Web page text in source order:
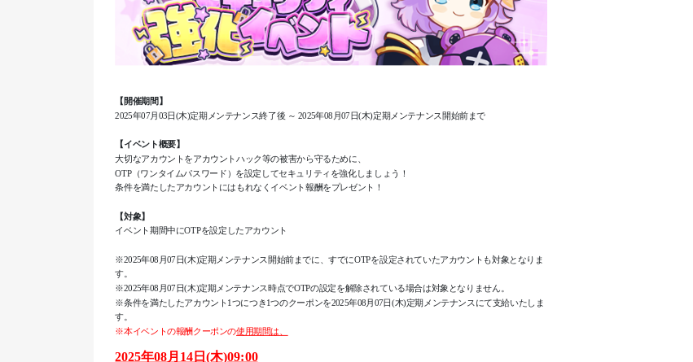
【開催期間】
2025年07月03日(木)定期メンテナンス終了後 ～ 2025年08月07日(木)定期メンテナンス開始前まで
【イベント概要】
大切なアカウントをアカウントハック等の被害から守るために、
OTP（ワンタイムパスワード）を設定してセキュリティを強化しましょう！
条件を満たしたアカウントにはもれなくイベント報酬をプレゼント！
【対象】
イベント期間中にOTPを設定したアカウント
※2025年08月07日(木)定期メンテナンス開始前までに、すでにOTPを設定されていたアカウントも対象となりま
す。
※2025年08月07日(木)定期メンテナンス時点でOTPの設定を解除されている場合は対象となりません。
※条件を満たしたアカウント1つにつき1つのクーポンを2025年08月07日(木)定期メンテナンスにて支給いたしま
す。
※本イベントの報酬クーポンの使用期間は、
2025年08月14日(木)09:00